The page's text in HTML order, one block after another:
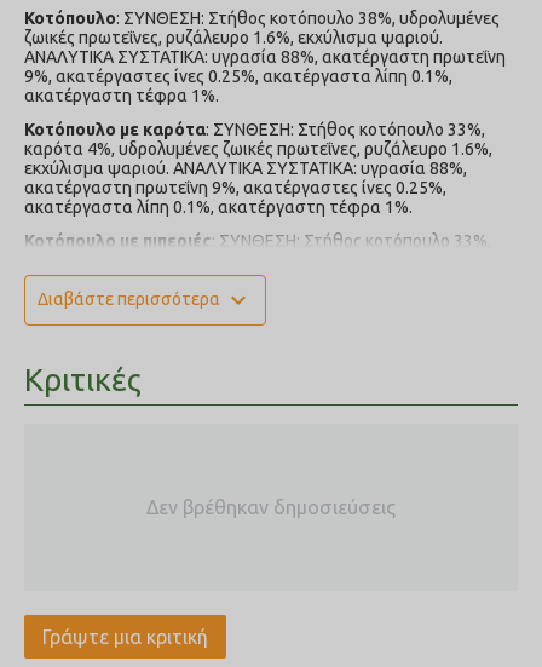
Κοτόπουλο: ΣΥΝΘΕΣΗ: Στήθος κοτόπουλο 38%, υδρολυμένες
ζωικές πρωτεΐνες, ρυζάλευρο 1.6%, εκχύλισμα ψαριού.
ΑΝΑΛΥΤΙΚΑ ΣΥΣΤΑΤΙΚΑ: υγρασία 88%, ακατέργαστη πρωτεΐνη
9%, ακατέργαστες ίνες 0.25%, ακατέργαστα λίπη 0.1%,
ακατέργαστη τέφρα 1%.
Κοτόπουλο με καρότα: ΣΥΝΘΕΣΗ: Στήθος κοτόπουλο 33%,
καρότα 4%, υδρολυμένες ζωικές πρωτεΐνες, ρυζάλευρο 1.6%,
εκχύλισμα ψαριού. ΑΝΑΛΥΤΙΚΑ ΣΥΣΤΑΤΙΚΑ: υγρασία 88%,
ακατέργαστη πρωτεΐνη 9%, ακατέργαστες ίνες 0.25%,
ακατέργαστα λίπη 0.1%, ακατέργαστη τέφρα 1%.
Κοτόπουλο με πιπεριές: ΣΥΝΘΕΣΗ: Στήθος κοτόπουλο 33%,
εκχύλισμα ψαριού. ΑΝΑΛΥΤΙΚΑ ΣΥΣΤΑΤΙΚΑ: υγρασία 88%,
ακατέργαστη πρωτεΐνη 9%, ακατέργαστες ίνες 0.25%,
ακατέργαστα λίπη 0.1%, ακατέργαστη τέφρα 1%.
Διαβάστε περισσότερα expand_more
Κριτικές
Δεν βρέθηκαν δημοσιεύσεις
Γράψτε μια κριτική